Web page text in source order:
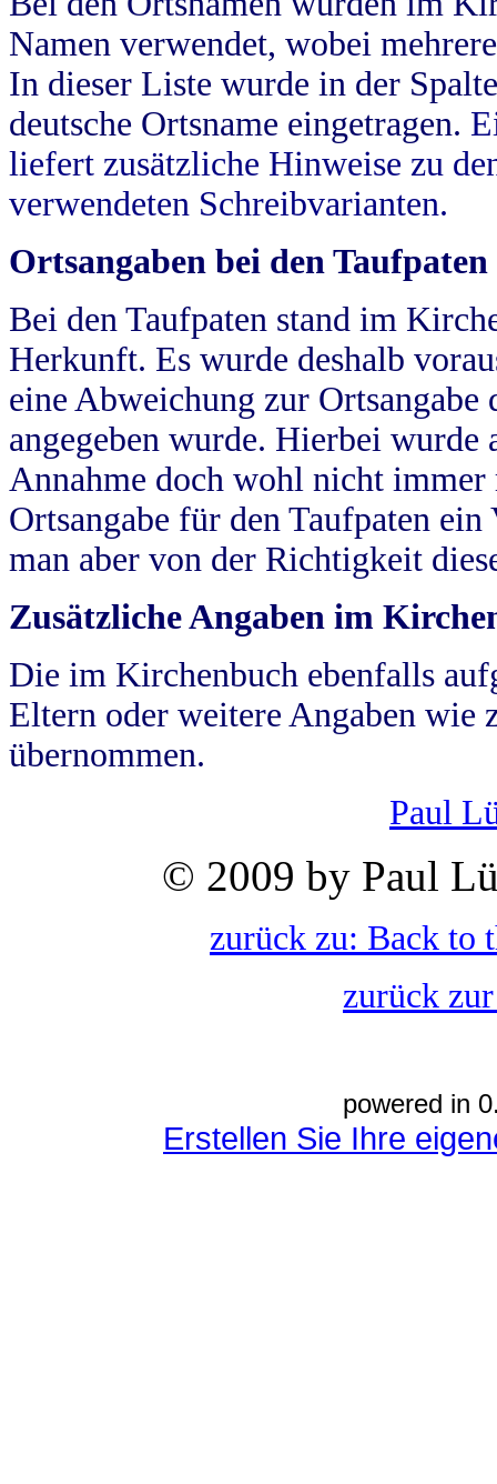
Namen verwendet, wobei
In dieser Liste wurde in der
deutsche Ortsname eingetragen.
liefert zusätzliche Hinweise zu
verwendeten Schreibvarianten.
Ortsangaben bei den Taufpaten
Bei den Taufpaten stand im
Herkunft. Es wurde deshalb
eine Abweichung zur
angegeben wurde. Hierbei wurde
Annahme doch wohl nicht
Ortsangabe für den Taufpaten
man aber von der Richtigkeit
Zusätzliche Angaben im
Die im Kirchenbuch ebenfalls
Eltern oder weitere Angaben wie
übernommen.
Paul
© 2009 by Paul
zurück zu: Back to
zurück
powered in
Erstellen Sie Ihre